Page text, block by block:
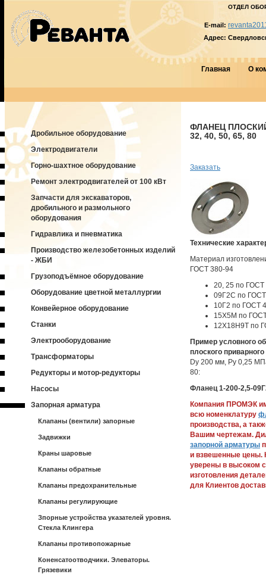
ОТДЕЛ
E-mail:
Адрес:
Главная О
Дробильное оборудование
Электродвигатели
Горно-шахтное оборудование
Ремонт электродвигателей от 100 кВт
Запчасти для экскаваторов,
дробильного и размольного
оборудования
Гидравлика и пневматика
Производство железобетонных изделий
- ЖБИ
Грузоподъёмное оборудование
Оборудование цветной металлургии
Конвейерное оборудование
Станки
Электрооборудование
Трансформаторы
Редукторы и мотор-редукторы
Насосы
Запорная арматура
Клапаны (вентили) запорные
Задвижки
Краны шаровые
Клапаны обратные
Клапаны предохранительные
Клапаны регулирующие
Зпорные устройства указателей уровня.
Стекла Клингера
Клапаны противопожарные
Коненсатоотводчики. Элеваторы.
Грязевики
ФЛАНЕЦ ПЛОСКИЙ
32, 40, 50, 65, 80
Заказать
Технические
Материал
ГОСТ 380-94
20, 25 по ГОСТ
09Г2С по
10Г2 по ГОСТ
15Х5М по
12Х18Н9Т по
Пример условного
плоского
Dу 200 мм, Ру 0,25
80:
Фланец 1-200-2,5-
Компания ПРОМЭК
всю номенклатуру
производства, а
Вашим чертежам.
запорной арматуры
и взвешенные цены.
уверены в высоком
изготовления
для Клиентов